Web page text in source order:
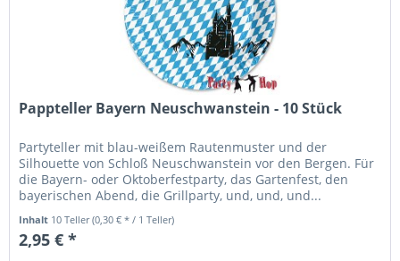
Pappteller Bayern Neuschwanstein - 10 Stück
Partyteller mit blau-weißem Rautenmuster und der
Silhouette von Schloß Neuschwanstein vor den Bergen. Für
die Bayern- oder Oktoberfestparty, das Gartenfest, den
bayerischen Abend, die Grillparty, und, und, und...
Inhalt 10 Teller(0,30 € * / 1 Teller)
2,95 € *